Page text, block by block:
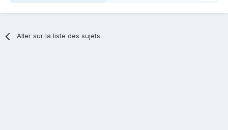
Aller sur la liste des sujets